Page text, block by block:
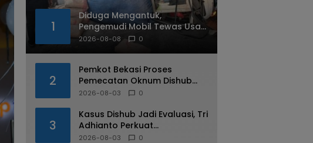
1
Diduga Mengantuk,
Pengemudi Mobil Tewas Usai
Tabrak Pohon di Jatiasih
2026-08-08 0
2
Pemkot Bekasi Proses
Pemecatan Oknum Dishub
Yang Diduga Lakukan Pungli
2026-08-03 0
3
Kasus Dishub Jadi Evaluasi, Tri
Adhianto Perkuat
Pengawasan Aparatur
2026-08-03 0